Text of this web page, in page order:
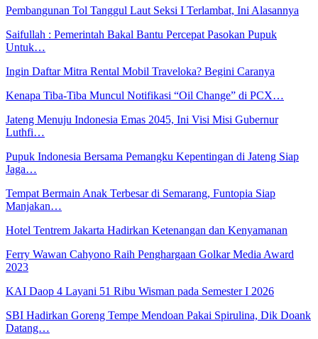
Pembangunan Tol Tanggul Laut Seksi I Terlambat, Ini Alasannya
Saifullah : Pemerintah Bakal Bantu Percepat Pasokan Pupuk
Untuk…
Ingin Daftar Mitra Rental Mobil Traveloka? Begini Caranya
Kenapa Tiba-Tiba Muncul Notifikasi “Oil Change” di PCX…
Jateng Menuju Indonesia Emas 2045, Ini Visi Misi Gubernur
Luthfi…
Pupuk Indonesia Bersama Pemangku Kepentingan di Jateng Siap
Jaga…
Tempat Bermain Anak Terbesar di Semarang, Funtopia Siap
Manjakan…
Hotel Tentrem Jakarta Hadirkan Ketenangan dan Kenyamanan
Ferry Wawan Cahyono Raih Penghargaan Golkar Media Award
2023
KAI Daop 4 Layani 51 Ribu Wisman pada Semester I 2026
SBI Hadirkan Goreng Tempe Mendoan Pakai Spirulina, Dik Doank
Datang…